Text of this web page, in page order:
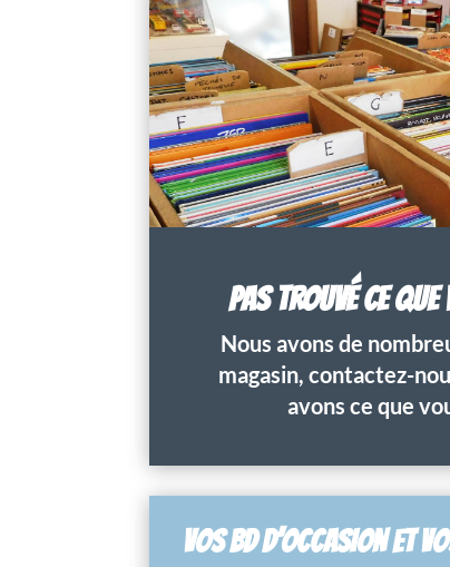
PAS TROUVÉ CE
Nous avons de
magasin, contactez-
avons ce que
VOS BD D’OCCASION ET